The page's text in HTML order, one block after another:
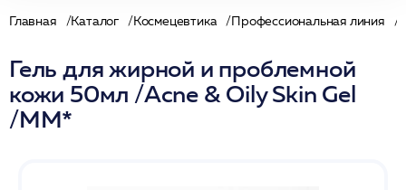
Главная Каталог Космецевтика Профессиональная линия
Гель для жирной и проблемной
кожи 50мл /Acne & Oily Skin Gel
/MM*